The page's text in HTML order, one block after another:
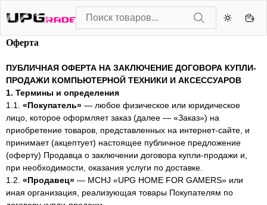
Оферта
ПУБЛИЧНАЯ ОФЕРТА НА ЗАКЛЮЧЕНИЕ ДОГОВОРА КУПЛИ-
ПРОДАЖИ КОМПЬЮТЕРНОЙ ТЕХНИКИ И АКСЕССУАРОВ
1. Термины и определения
1.1. «Покупатель» — любое физическое или юридическое
лицо, которое оформляет заказ (далее — «Заказ») на
приобретение товаров, представленных на интернет-сайте, и
принимает (акцептует) настоящее публичное предложение
(оферту) Продавца о заключении договора купли-продажи и,
при необходимости, оказания услуги по доставке.
1.2. «Продавец» — MCHJ «UPG HOME FOR GAMERS» или
иная организация, реализующая товары Покупателям по